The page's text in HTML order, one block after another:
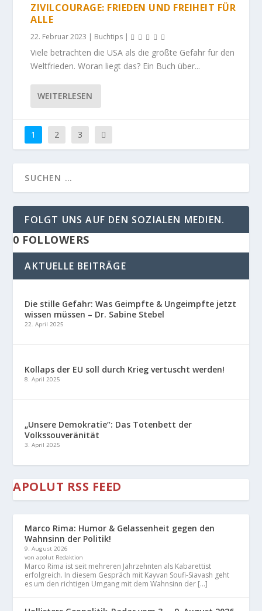
ZIVILCOURAGE: FRIEDEN UND FREIHEIT FÜR
ALLE
22. Februar 2023 | Buchtips |
Viele betrachten die USA als die größte Gefahr für den
Weltfrieden. Woran liegt das? Ein Buch über...
WEITERLESEN
1 2 3
FOLGT UNS AUF DEN SOZIALEN MEDIEN.
0 FOLLOWERS
AKTUELLE BEITRÄGE
Die stille Gefahr: Was Geimpfte & Ungeimpfte jetzt
wissen müssen – Dr. Sabine Stebel
22. April 2025
Kollaps der EU soll durch Krieg vertuscht werden!
8. April 2025
„Unsere Demokratie“: Das Totenbett der
Volkssouveränität
3. April 2025
APOLUT RSS FEED
Marco Rima: Humor & Gelassenheit gegen den
Wahnsinn der Politik!
9. August 2026
von apolut Redaktion
Marco Rima ist seit mehreren Jahrzehnten als Kabarettist
erfolgreich. In diesem Gespräch mit Kayvan Soufi-Siavash geht
es um den richtigen Umgang mit dem Wahnsinn der […]